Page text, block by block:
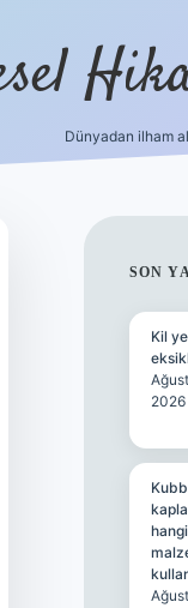
Dünyadan ilham
SON
Kil
2026
hangi